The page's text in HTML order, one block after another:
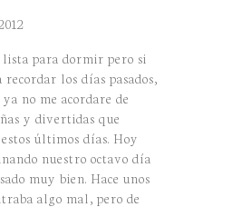
para dormir pero si
recordar los días pasados,
no me acordare de
y divertidas que
estos últimos días. Hoy
nuestro octavo día
muy bien. Hace unos
algo mal, pero de